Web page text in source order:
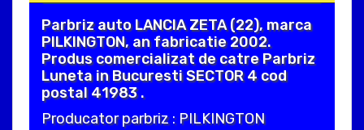
Parbriz auto LANCIA ZETA (22), marca
PILKINGTON, an fabricatie 2002.
Produs comercializat de catre Parbriz
Luneta in Bucuresti SECTOR 4 cod
postal 41983 .
Producator parbriz : PILKINGTON